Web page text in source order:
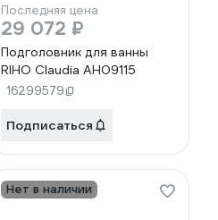
Последняя цена
29 072 ₽
Подголовник для ванны
RIHO Claudia AH09115
16299579
Подписаться
Нет в наличии